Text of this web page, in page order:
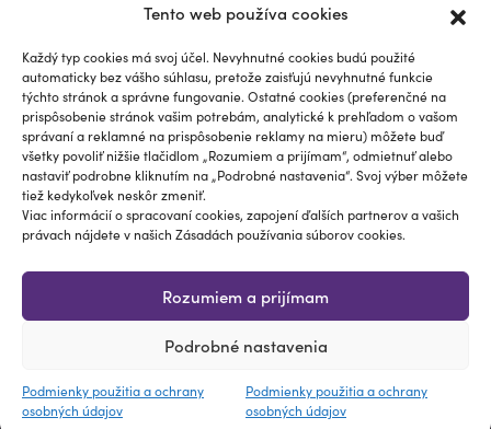
Tento web používa cookies
Každý typ cookies má svoj účel. Nevyhnutné cookies budú použité
automaticky bez vášho súhlasu, pretože zaisťujú nevyhnutné funkcie
týchto stránok a správne fungovanie. Ostatné cookies (preferenčné na
prispôsobenie stránok vašim potrebám, analytické k prehľadom o vašom
správaní a reklamné na prispôsobenie reklamy na mieru) môžete buď
všetky povoliť nižšie tlačidlom „Rozumiem a prijímam“, odmietnuť alebo
nastaviť podrobne kliknutím na „Podrobné nastavenia“. Svoj výber môžete
tiež kedykoľvek neskôr zmeniť.
Viac informácií o spracovaní cookies, zapojení ďalších partnerov a vašich
právach nájdete v našich Zásadách používania súborov cookies.
Rozumiem a prijímam
Podrobné nastavenia
Podmienky použitia a ochrany
osobných údajov
Podmienky použitia a ochrany
osobných údajov
S investovaním je spojené riziko. Hodnota investície môže v
priebehu jej trvania kolísať, niekedy aj výrazne. Údaje o
minulej výkonnosti nie sú spoľahlivým ukazovateľom pre
budúce výkonnosti. Informácie na tejto stránke, vrátane
analýz, výkonností a vzorových portfólií, sú poskytované „ako
sú“, neslúžia k poskytovaniu investičného poradenstva a
nepredstavujú odporúčanie ani výzvu na nákup, predaj alebo
podržanie konkrétneho finančného nástroja ako vhodného
pre konkrétneho investora.
Podmienky použitia a ochrany osobných údajov